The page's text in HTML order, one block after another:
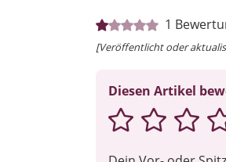
1
[Veröffentlicht oder
Diesen Artikel